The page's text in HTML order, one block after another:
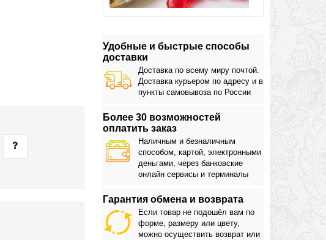
Удобные и быстрые способы
доставки
Доставка по всему миру почтой.
Доставка курьером по адресу и в
пункты самовывоза по России
Более 30 возможностей
оплатить заказ
Наличным и безналичным
способом, картой, электронными
деньгами, через банковские
онлайн сервисы и терминалы
Гарантия обмена и возврата
Если товар не подошёл вам по
форме, размеру или цвету,
можно осуществить возврат или